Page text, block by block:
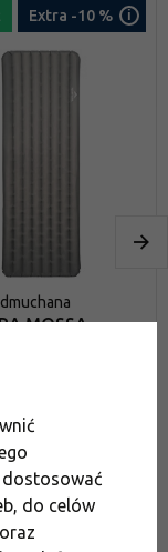
Extra -10 % i
MOSSA
zł
Do koszyka
dostosować
do celów